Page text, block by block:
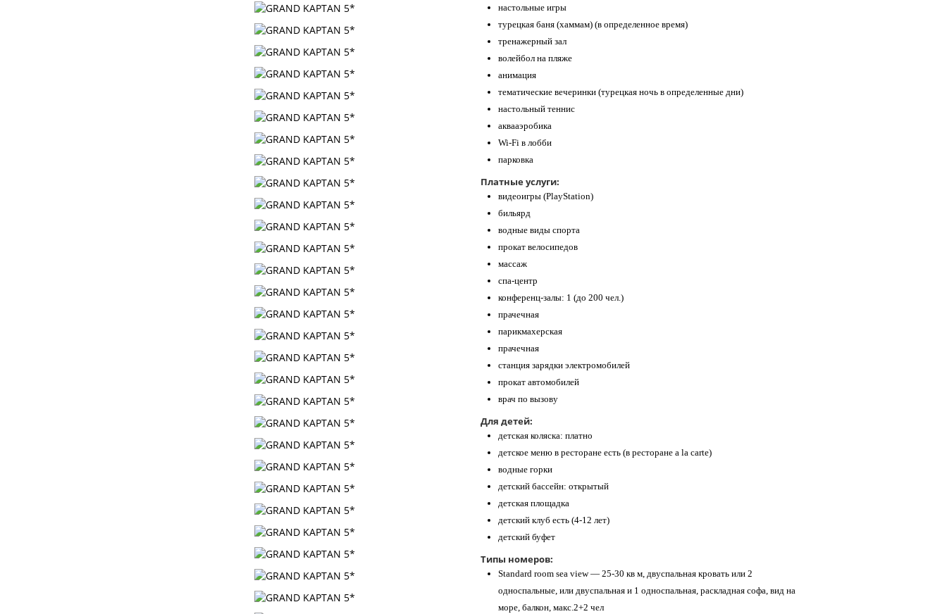
настольные игры
турецкая баня (хаммам) (в определенное время)
тренажерный зал
волейбол на пляже
анимация
тематические вечеринки (турецкая ночь в определенные дни)
настольный теннис
аквааэробика
Wi-Fi в лобби
парковка
Платные услуги:
видеоигры (PlayStation)
бильярд
водные виды спорта
прокат велосипедов
массаж
спа-центр
конференц-залы: 1 (до 200 чел.)
прачечная
парикмахерская
прачечная
станция зарядки электромобилей
прокат автомобилей
врач по вызову
Для детей:
детская коляска: платно
детское меню в ресторане есть (в ресторане a la carte)
водные горки
детский бассейн: открытый
детская площадка
детский клуб есть (4-12 лет)
детский буфет
Типы номеров:
Standard room sea view — 25-30 кв м, двуспальная кровать или 2
односпальные, или двуспальная и 1 односпальная, раскладная софа, вид на
море, балкон, макс.2+2 чел